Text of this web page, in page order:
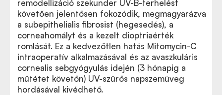
remodellizáció szekunder UV-B-terhelést
követően jelentősen fokozódik, megmagyarázva
a subepithelialis fibrosist (hegesedés), a
corneahomályt és a kezelt dioptriaérték
romlását. Ez a kedvezőtlen hatás Mitomycin-C
intraoperatív alkalmazásával és az avaszkuláris
cornealis sebgyógyulás idején (3 hónapig a
műtétet követőn) UV-szűrős napszemüveg
hordásával kivédhető.